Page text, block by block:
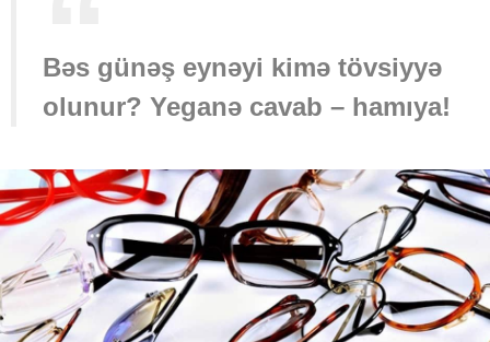
Bəs günəş eynəyi kimə tövsiyyə
olunur? Yeganə cavab – hamıya!